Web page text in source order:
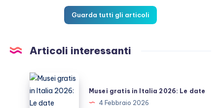
Guarda tutti gli articoli
Articoli interessanti
Musei
gratis
in
Musei gratis in Italia 2026: Le date
4 Febbraio 2026